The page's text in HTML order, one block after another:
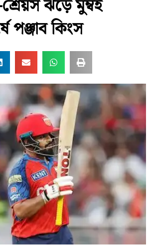
ফুল চাষ ফল চাষ মাছ চাষউত্তর ২৪ পরগনা
ঝড়ে মুম্বই
পঞ্জাব কিংস